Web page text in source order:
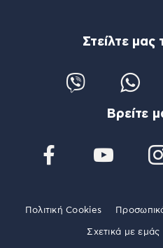
Στείλτε μας
Βρείτε
Πολιτική Cookies
Σχετικά με εμάς